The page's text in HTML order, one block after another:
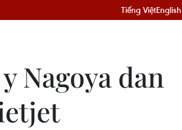
Tiếng ViệtEnglish
Nagoya dan